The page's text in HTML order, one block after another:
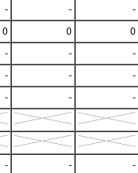
- -
-
0 0
0
- -
-
- -
-
- -
-
- -
-